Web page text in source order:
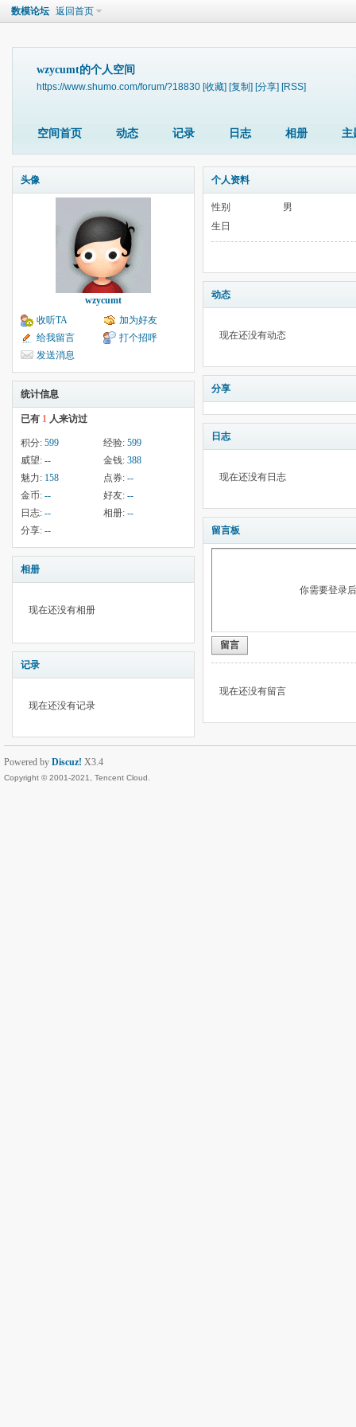
数模论坛 返回首页
wzycumt的个人空间
https://www.shumo.com/forum/?18830 [收藏] [复制] [分享] [RSS]
空间首页 动态 记录 日志 相册 主
头像
wzycumt
收听TA
加为好友
给我留言
打个招呼
发送消息
统计信息
已有 1 人来访过
积分: 599 经验: 599
威望: -- 金钱: 388
魅力: 158 点券: --
金币: -- 好友: --
日志: -- 相册: --
分享: --
相册
现在还没有相册
记录
现在还没有记录
个人资料
性别
男
生日
动态
现在还没有动态
分享
日志
现在还没有日志
留言板
你需要登录
留言
现在还没有留言
Powered by Discuz! X3.4
Copyright © 2001-2021, Tencent Cloud.